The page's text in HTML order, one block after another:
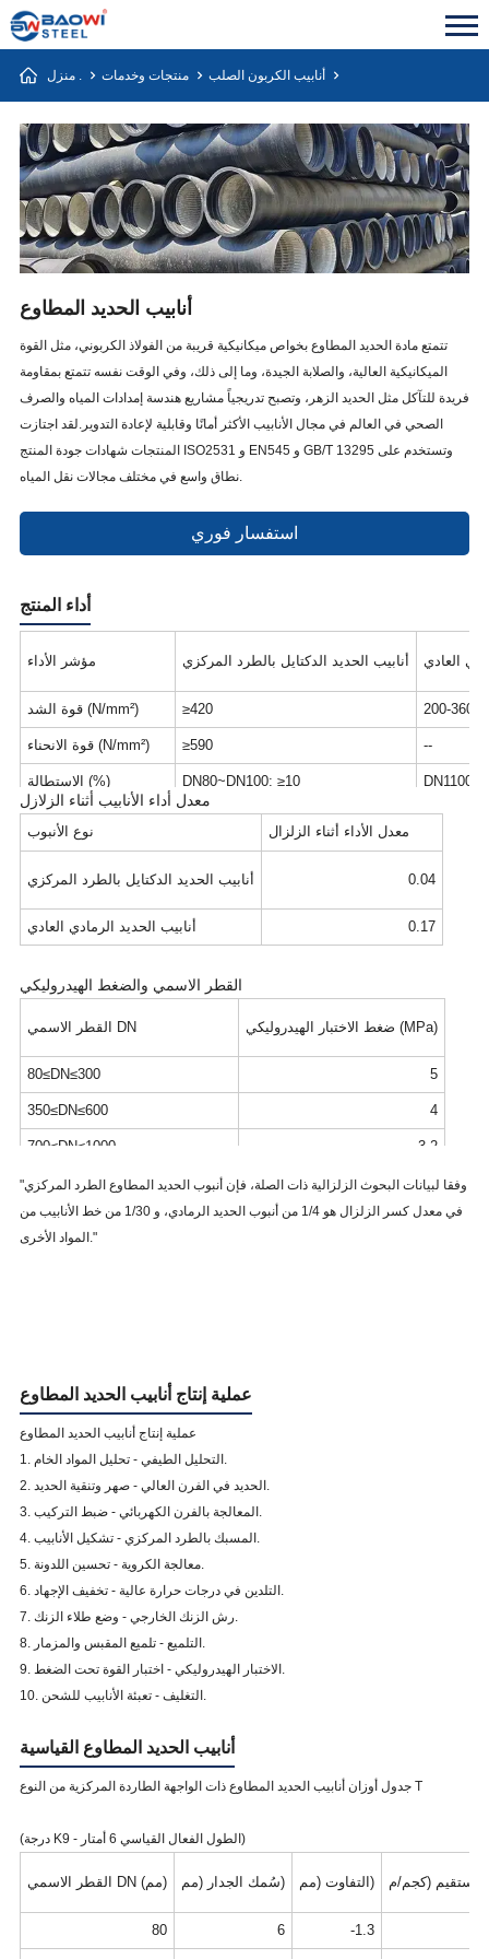
منزل . منتجات وخدمات أنابيب الكربون الصلب
أنابيب الحديد المطاوع
تتمتع مادة الحديد المطاوع بخواص ميكانيكية قريبة من الفولاذ الكربوني، مثل القوة
الميكانيكية العالية، والصلابة الجيدة، وما إلى ذلك، وفي الوقت نفسه تتمتع بمقاومة
فريدة للتآكل مثل الحديد الزهر، وتصبح تدريجياً مشاريع هندسة إمدادات المياه والصرف
الصحي في العالم في مجال الأنابيب الأكثر أمانًا وقابلية لإعادة التدوير.لقد اجتازت
المنتجات شهادات جودة المنتج ISO2531 و EN545 و GB/T 13295 وتستخدم على
نطاق واسع في مختلف مجالات نقل المياه.
استفسار فوري
أداء المنتج
مؤشر الأداء أنابيب الحديد الدكتايل بالطرد المركزي العادي
قوة الشد (N/mm²) ≥420 200-360
قوة الانحناء (N/mm²) ≥590 --
الاستطالة (%) DN80~DN100: ≥10
معامل المرونة (N/mm²) حوالي 161×10⁴
الصلابة (HB) ≤230 مهمل
معدل أداء الأنابيب أثناء الزلازل
نوع الأنبوب معدل الأداء أثناء الزلزال
أنابيب الحديد الدكتايل بالطرد المركزي 0.04
أنابيب الحديد الرمادي العادي 0.17
أنابيب الفولاذ 1.24
القطر الاسمي والضغط الهيدروليكي
القطر الاسمي DN ضغط الاختبار الهيدروليكي (MPa)
80≤DN≤300 5
350≤DN≤600 4
700≤DN≤1000 3.2
1100≤DN≤2000 2.5
2200≤DN≤2600 1.8
"وفقا لبيانات البحوث الزلزالية ذات الصلة، فإن أنبوب الحديد المطاوع الطرد المركزي
في معدل كسر الزلزال هو 1/4 من أنبوب الحديد الرمادي، و 1/30 من خط الأنابيب من
المواد الأخرى."
عملية إنتاج أنابيب الحديد المطاوع
عملية إنتاج أنابيب الحديد المطاوع
1. التحليل الطيفي - تحليل المواد الخام.
2. الحديد في الفرن العالي - صهر وتنقية الحديد.
3. المعالجة بالفرن الكهربائي - ضبط التركيب.
4. المسبك بالطرد المركزي - تشكيل الأنابيب.
5. معالجة الكروية - تحسين اللدونة.
6. التلدين في درجات حرارة عالية - تخفيف الإجهاد.
7. رش الزنك الخارجي - وضع طلاء الزنك.
8. التلميع - تلميع المقبس والمزمار.
9. الاختبار الهيدروليكي - اختبار القوة تحت الضغط.
10. التغليف - تعبئة الأنابيب للشحن.
أنابيب الحديد المطاوع القياسية
جدول أوزان أنابيب الحديد المطاوع ذات الواجهة الطاردة المركزية من النوع T
(درجة K9 - الطول الفعال القياسي 6 أمتار)
القطر الاسمي DN (مم) سُمك الجدار (مم) التفاوت (مم)
80 6 -1.3